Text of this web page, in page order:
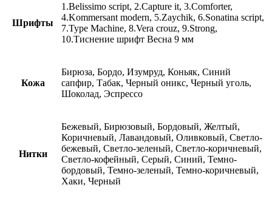
Шрифты
1.Belissimo script, 2.Capture it, 3.Comforter,
4.Kommersant modern, 5.Zaychik, 6.Sonatina script,
7.Type Machine, 8.Vera crouz, 9.Strong,
10.Тиснение шрифт Весна 9 мм
Кожа
Бирюза, Бордо, Изумруд, Коньяк, Синий
сапфир, Табак, Черный оникс, Черный уголь,
Шоколад, Эспрессо
Нитки
Бежевый, Бирюзовый, Бордовый, Желтый,
Коричневый, Лавандовый, Оливковый, Светло-
бежевый, Светло-зеленый, Светло-коричневый,
Светло-кофейный, Серый, Синий, Темно-
бордовый, Темно-зеленый, Темно-коричневый,
Хаки, Черный